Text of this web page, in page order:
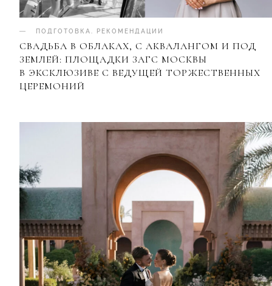
ПОДГОТОВКА РЕКОМЕНДАЦИИ
СВАДЬБА В ОБЛАКАХ, С АКВАЛАНГОМ И ПОД
ЗЕМЛЕЙ: ПЛОЩАДКИ ЗАГС МОСКВЫ
В ЭКСКЛЮЗИВЕ С ВЕДУЩЕЙ ТОРЖЕСТВЕННЫХ
ЦЕРЕМОНИЙ